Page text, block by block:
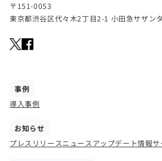
〒151-0053
東京都渋谷区代々木2丁目2-1 小田急サザン
事例
導入事例
お知らせ
プレスリリースニュース アップデート情報サ